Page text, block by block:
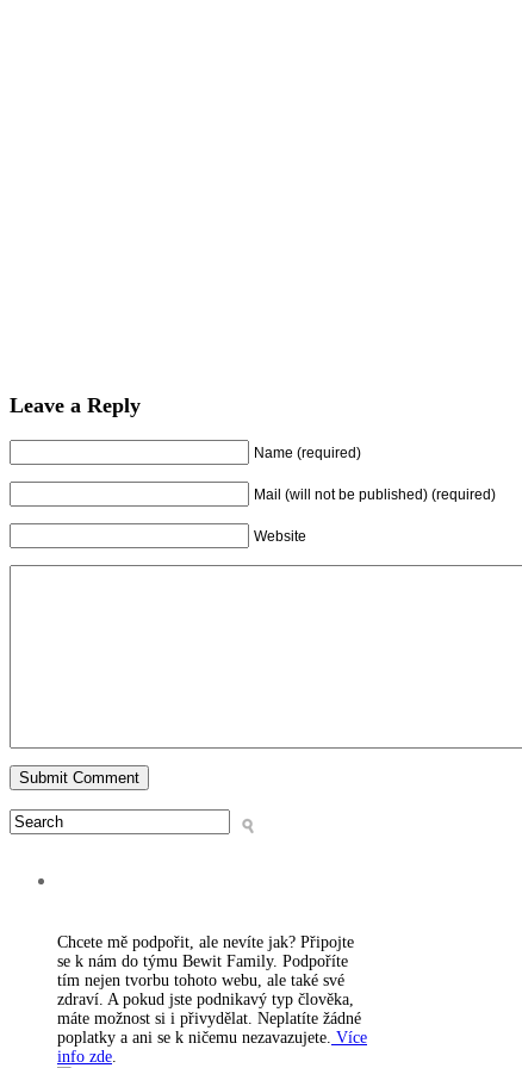
Leave a Reply
Name (required)
Mail (will not be published) (required)
Website
Chcete mě podpořit, ale nevíte jak? Připojte
se k nám do týmu Bewit Family. Podpoříte
tím nejen tvorbu tohoto webu, ale také své
zdraví. A pokud jste podnikavý typ člověka,
máte možnost si i přivydělat. Neplatíte žádné
poplatky a ani se k ničemu nezavazujete. Více
info zde.